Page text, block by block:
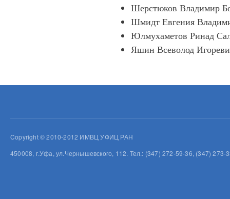
Шерстюков Владимир
Шмидт Евгения
Юлмухаметов Ринад
Яшин Всеволод
Copyright © 2010-2012 ИМВЦ УФИЦ РАН
450008, г.Уфа, ул.Чернышевского, 112. Тел.: (347) 272-59-36, (347)